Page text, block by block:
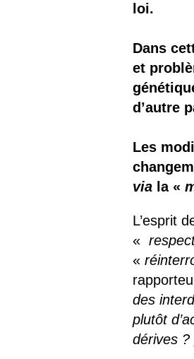
loi.
Dans
et
d’autre
Les
via la «
L’esprit
«
«
des
plutôt
dérives ?